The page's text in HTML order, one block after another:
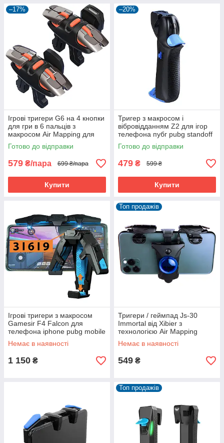
різні особливості. Наприклад, можуть відрізнятися такі
параметри:
Форм-фактор
Кількість кнопок
Ємність аккумулятору
Енергоефективність
Тип кріплення
Максимальна ширина/товщина допустимих
пристроїв, на які вони можуть встановлюватися
Комплектація
Порт для заряджання
І багато іншого, що ви повинні дізнатися в процесі
–17%
Ігрові тригери G6 на 4 кнопки
для гри в 6 пальців з
макросом Air Mapping для
телефона Arena Breakout
PUBG COD Mobile
Готово до відправки
579 ₴/пара 699 ₴/пара
Купити
–20%
Тригер з макросом і
вібровідданням Z2 для ігор
телефона пубг pubg standoff
2 call of duty
Готово до відправки
479 ₴ 599 ₴
Купити
Ігрові тригери з макросом
Gamesir F4 Falcon для
телефона iphone pubg mobile
пабг пубг мобайл cod
Немає в наявності
1 150 ₴
Топ продажів
Тригери / геймпад Js-30
Immortal від Xibier з
технологією Air Mapping
(вбудований макрос) для IOS
і Android
Немає в наявності
549 ₴
Топ продажів